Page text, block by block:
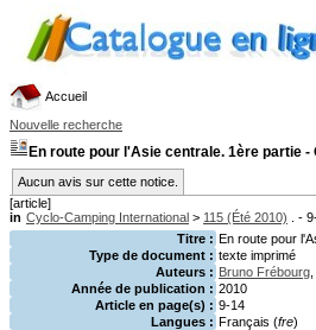
Accueil
Nouvelle recherche
En route pour l'Asie centrale. 1ère partie
Aucun avis sur cette notice.
[article]
in Cyclo-Camping International > 115 (Été 2010) . -
Titre : En route pour
Type de document : texte imprimé
Auteurs : Bruno Frébourg
Année de publication : 2010
Article en page(s) : 9-14
Langues : Français (fre)